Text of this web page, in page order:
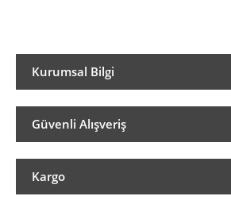
Kurumsal Bilgi
Güvenli Alışveriş
Kargo